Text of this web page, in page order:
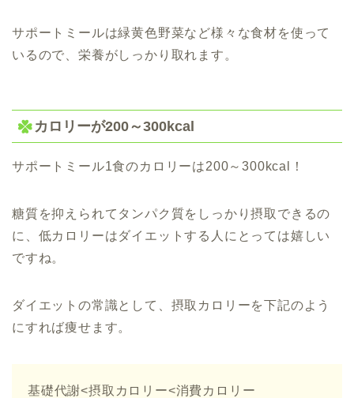
サポートミールは緑黄色野菜など様々な食材を使って
いるので、栄養がしっかり取れます。
カロリーが200～300kcal
サポートミール1食のカロリーは200～300kcal！
糖質を抑えられてタンパク質をしっかり摂取できるの
に、低カロリーはダイエットする人にとっては嬉しい
ですね。
ダイエットの常識として、摂取カロリーを下記のよう
にすれば痩せます。
基礎代謝<摂取カロリー<消費カロリー